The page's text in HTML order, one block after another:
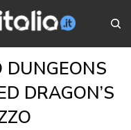
DUNGEONS
DRAGON’S